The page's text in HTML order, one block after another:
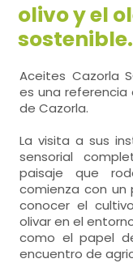
olivo y el
sostenible.
Aceites Cazorla
es una referencia
de Cazorla.
La visita a sus
sensorial
paisaje que
comienza con un
conocer el
olivar en el
como el papel
encuentro de